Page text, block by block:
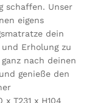
schaffen. Unser
eigens
dein
Erholung zu
nach deinen
genieße den
T231 x H104